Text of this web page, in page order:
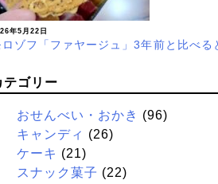
年5月22日
ゾフ「ファヤージュ」3年前と比べる
テゴリー
おせんべい・おかき (96)
キャンディ (26)
ケーキ (21)
スナック菓子 (22)